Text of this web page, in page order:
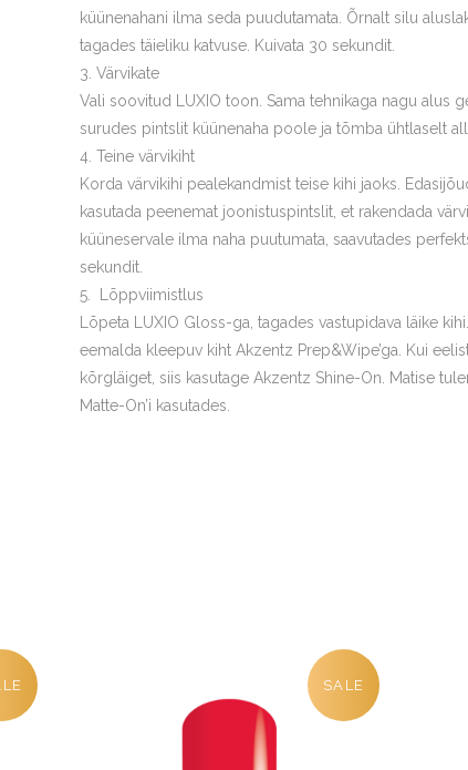
küünenahani ilma seda puudutamata. Õrnalt silu
tagades täieliku katvuse. Kuivata 30 sekundit.
Värvikate
Vali soovitud LUXIO toon. Sama tehnikaga nagu alus
surudes pintslit küünenaha poole ja tõmba ühtlaselt
Teine värvikiht
Korda värvikihi pealekandmist teise kihi jaoks.
kasutada peenemat joonistuspintslit, et rakendada
küüneservale ilma naha puutumata, saavutades
sekundit.
Lõppviimistlus
Lõpeta LUXIO Gloss-ga, tagades vastupidava läike
eemalda kleepuv kiht Akzentz Prep&Wipe’ga. Kui
kõrgläiget, siis kasutage Akzentz Shine-On. Matise
Matte-On’i kasutades.
SALE